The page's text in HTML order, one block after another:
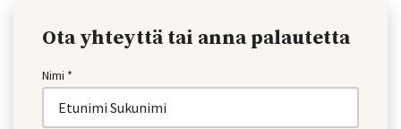
Ota yhteyttä tai anna palautetta
Nimi *